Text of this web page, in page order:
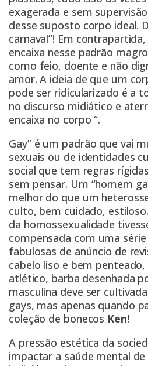
exagerada e sem
desse suposto corpo ideal.
carnaval”! Em
encaixa nesse padrão
como feio, doente e não
amor. A ideia de que um
pode ser ridicularizado é a
no discurso midiático e
encaixa no corpo “.
Gay” é um padrão que vai
sexuais ou de identidades
social que tem regras
sem pensar. Um “homem
melhor do que um
culto, bem cuidado,
da homossexualidade
compensada com uma
fabulosas de anúncio de
cabelo liso e bem
atlético, barba desenhada
masculina deve ser
gays, mas apenas quando
coleção de bonecos Ken!
A pressão estética da
impactar a saúde mental